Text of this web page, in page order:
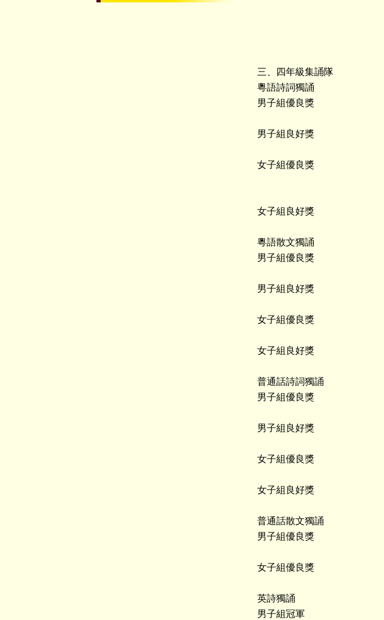
三、四年級集誦隊
粵語詩詞獨誦
男子組優良獎
男子組良好獎
女子組優良獎
女子組良好獎
粵語散文獨誦
男子組優良獎
男子組良好獎
女子組優良獎
女子組良好獎
普通話詩詞獨誦
男子組優良獎
男子組良好獎
女子組優良獎
女子組良好獎
普通話散文獨誦
男子組優良獎
女子組優良獎
英詩獨誦
男子組冠軍